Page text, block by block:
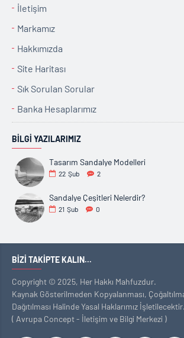
İletişim
Markamız
Hakkımızda
Site Haritası
Sık Sorulan Sorular
Banka Hesaplarımız
BILGI YAZILARIMIZ
Tasarım Sandalye Modelleri
22 Şub 2
Sandalye Çeşitleri Nelerdir?
21 Şub 0
BIZI TAKIPTE KALIN...
Copyright © 2025, Her Hakkı Mahfuzdur.
Kaynak Gösterilmeden Kopyalanması,
Dağıtılması Halinde Yasal Haklarımız İşletilecektir.
( Avrupa Concept - İletişim ve Bilgi Merkezi )